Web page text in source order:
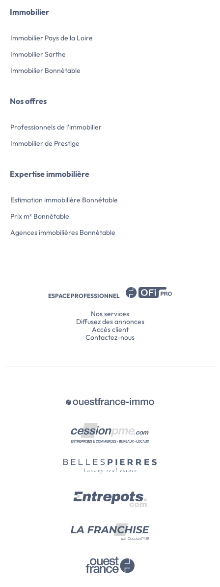
Immobilier
Immobilier Pays de la Loire
Immobilier Sarthe
Immobilier Bonnétable
Nos offres
Professionnels de l'immobilier
Immobilier de Prestige
Expertise immobilière
Estimation immobilière Bonnétable
Prix m² Bonnétable
Agences immobilières Bonnétable
ESPACE PROFESSIONNEL
Nos services
Diffusez des annonces
Accès client
Contactez-nous